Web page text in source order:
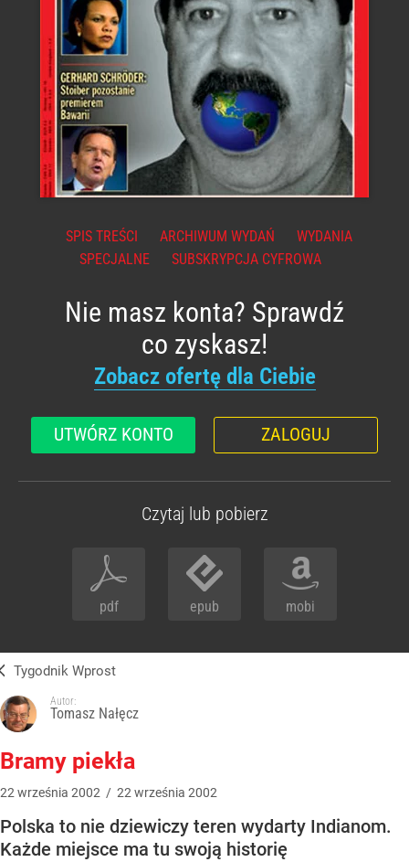
SPIS TREŚCI ARCHIWUM WYDAŃ
WYDANIA
SPECJALNE
SUBSKRYPCJA CYFROWA
Nie masz konta? Sprawdź
co zyskasz!
Zobacz ofertę dla Ciebie
UTWÓRZ KONTO ZALOGUJ
Czytaj lub pobierz
pdf epub mobi
Tygodnik Wprost
Autor:
Tomasz Nałęcz
Bramy piekła
22 września 2002 / 22 września 2002
Polska to nie dziewiczy teren wydarty Indianom.
Każde miejsce ma tu swoją historię